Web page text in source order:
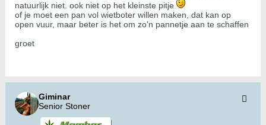
natuurlijk niet. ook niet op het kleinste pitje
of je moet een pan vol wietboter willen maken, dat kan op
open vuur, maar beter is het om zo'n pannetje aan te schaffen
groet
Giminar
Senior Stoner